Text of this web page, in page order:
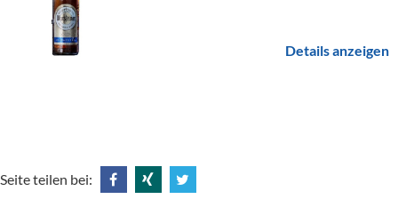
Details anzeigen
Seite teilen bei: